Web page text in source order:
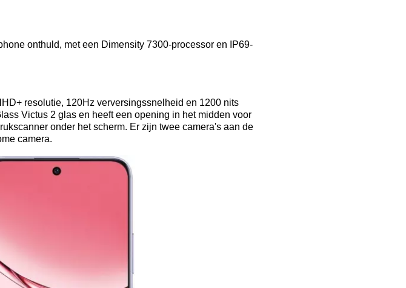
onthuld, met een Dimensity 7300-processor en IP69-
resolutie, 120Hz verversingssnelheid en 1200 nits
Victus 2 glas en heeft een opening in het midden voor
onder het scherm. Er zijn twee camera's aan de
camera.